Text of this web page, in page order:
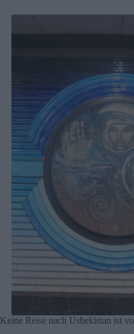
Keine Reise nach Usbekistan ist